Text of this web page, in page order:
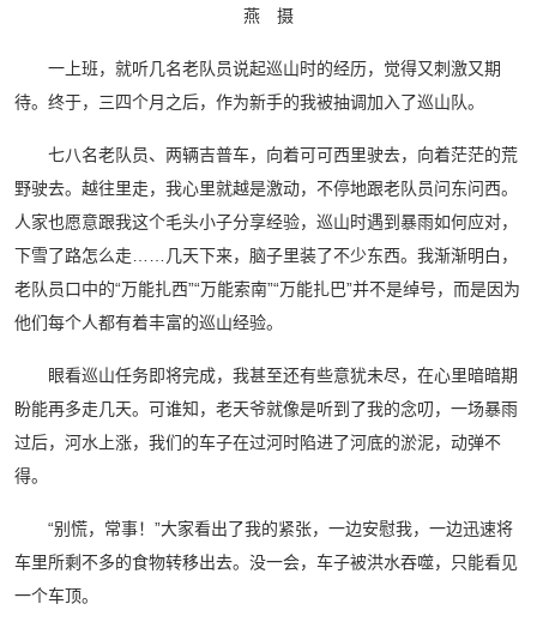
燕 摄
一上班，就听几名老队员说起巡山时的经历，觉得又刺激又期
待。终于，三四个月之后，作为新手的我被抽调加入了巡山队。
七八名老队员、两辆吉普车，向着可可西里驶去，向着茫茫的荒
野驶去。越往里走，我心里就越是激动，不停地跟老队员问东问西。
人家也愿意跟我这个毛头小子分享经验，巡山时遇到暴雨如何应对，
下雪了路怎么走……几天下来，脑子里装了不少东西。我渐渐明白，
老队员口中的“万能扎西”“万能索南”“万能扎巴”并不是绰号，而是因为
他们每个人都有着丰富的巡山经验。
眼看巡山任务即将完成，我甚至还有些意犹未尽，在心里暗暗期
盼能再多走几天。可谁知，老天爷就像是听到了我的念叨，一场暴雨
过后，河水上涨，我们的车子在过河时陷进了河底的淤泥，动弹不
得。
“别慌，常事！”大家看出了我的紧张，一边安慰我，一边迅速将
车里所剩不多的食物转移出去。没一会，车子被洪水吞噬，只能看见
一个车顶。